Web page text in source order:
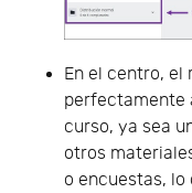
En el centro, el
perfectamente
curso, ya sea
otros
o encuestas, lo